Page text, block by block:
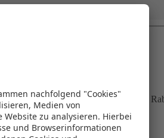
Zeit und Geld. Nutzen Sie attraktive